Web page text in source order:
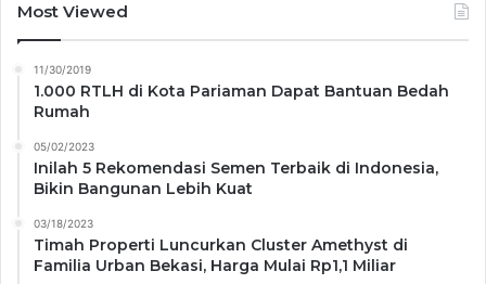
Most Viewed
11/30/2019
1.000 RTLH di Kota Pariaman Dapat Bantuan Bedah
Rumah
05/02/2023
Inilah 5 Rekomendasi Semen Terbaik di Indonesia,
Bikin Bangunan Lebih Kuat
03/18/2023
Timah Properti Luncurkan Cluster Amethyst di
Familia Urban Bekasi, Harga Mulai Rp1,1 Miliar